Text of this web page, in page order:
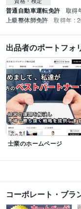
普通自動車運転免許 取得
上級整体師免許 取得年 :
出品者のポートフォ
士業のホームページ
コーポレート・ブラ